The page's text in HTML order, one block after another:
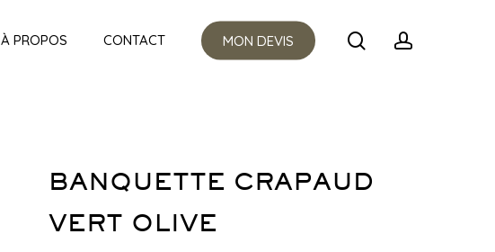
À PROPOS CONTACT MON DEVIS searchaccount
BANQUETTE CRAPAUD
VERT OLIVE